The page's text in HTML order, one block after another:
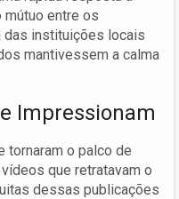
mútuo entre os
das instituições locais
mantivessem a calma
Impressionam
tornaram o palco de
que retratavam o
dessas publicações